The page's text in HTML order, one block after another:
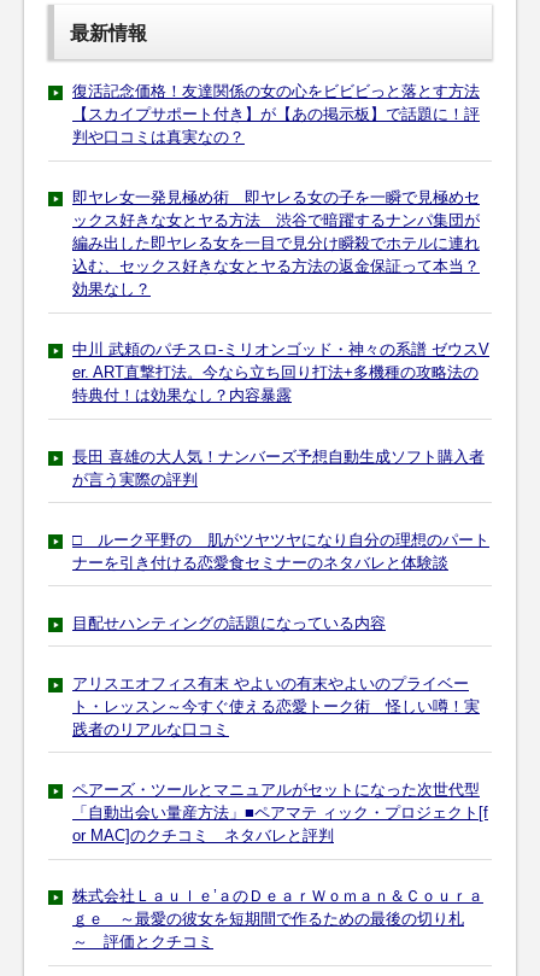
最新情報
復活記念価格！友達関係の女の心をビビビっと落とす方法
【スカイプサポート付き】が【あの掲示板】で話題に！評
判や口コミは真実なの？
即ヤレ女一発見極め術 即ヤレる女の子を一瞬で見極めセ
ックス好きな女とヤる方法 渋谷で暗躍するナンパ集団が
編み出した即ヤレる女を一目で見分け瞬殺でホテルに連れ
込む、セックス好きな女とヤる方法の返金保証って本当？
効果なし？
中川 武頼のパチスロ-ミリオンゴッド・神々の系譜 ゼウスV
er. ART直撃打法。今なら立ち回り打法+多機種の攻略法の
特典付！は効果なし？内容暴露
長田 喜雄の大人気！ナンバーズ予想自動生成ソフト購入者
が言う実際の評判
□ ルーク平野の 肌がツヤツヤになり自分の理想のパート
ナーを引き付ける恋愛食セミナーのネタバレと体験談
目配せハンティングの話題になっている内容
アリスエオフィス有末 やよいの有末やよいのプライベー
ト・レッスン～今すぐ使える恋愛トーク術 怪しい噂！実
践者のリアルな口コミ
ペアーズ・ツールとマニュアルがセットになった次世代型
「自動出会い量産方法」■ペアマテ ィック・プロジェクト[f
or MAC]のクチコミ ネタバレと評判
株式会社Ｌａｕｌｅ’ａのＤｅａｒＷｏｍａｎ＆Ｃｏｕｒａ
ｇｅ ～最愛の彼女を短期間で作るための最後の切り札
～ 評価とクチコミ